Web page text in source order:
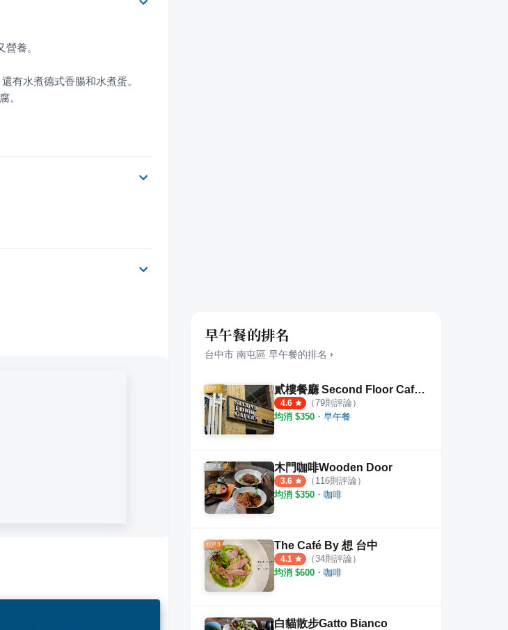
早午餐的排名
台中市 南屯區 早午餐的排名 ›
貳樓餐廳 Second Floor Cafe 公益店
4.6 （79則評論）
均消 $350 ・ 早午餐
木門咖啡Wooden Door
3.6 （ 116則評論）
均消 $350 ・ 咖啡
The Café By 想 台中
4.1 （34則評論）
均消 $600 ・ 咖啡
白貓散步Gatto Bianco